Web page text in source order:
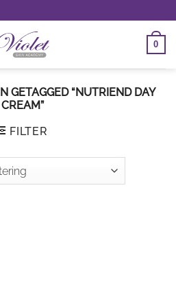
0
GETAGGED “NUTRIEND DAY
CREAM”
FILTER